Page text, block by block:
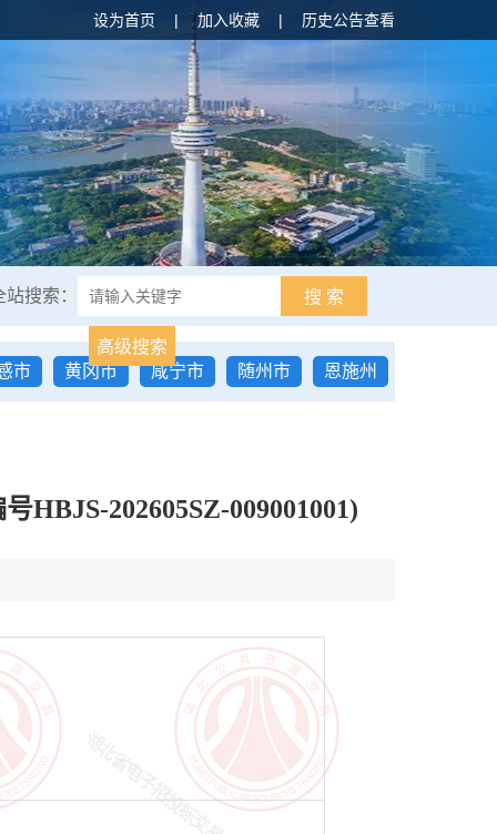
设为首页 | 加入收藏 | 历史公告查看
站搜索： 搜 索
高级搜索
市
黄冈市 咸宁市 随州市 恩施州
HBJS-202605SZ-009001001)